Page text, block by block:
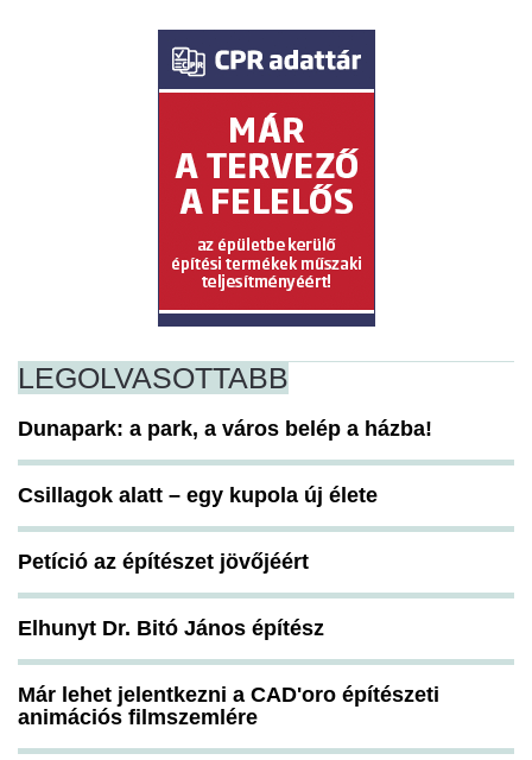
LEGOLVASOTTABB
Dunapark: a park, a város belép a házba!
Csillagok alatt – egy kupola új élete
Petíció az építészet jövőjéért
Elhunyt Dr. Bitó János építész
Már lehet jelentkezni a CAD'oro építészeti
animációs filmszemlére